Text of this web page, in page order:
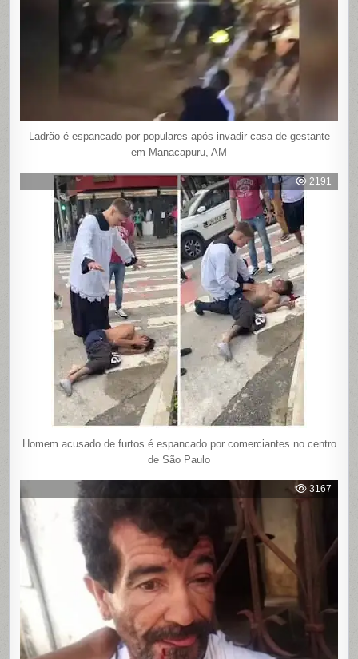
Ladrão é espancado por populares após invadir casa de gestante
em Manacapuru, AM
2191
Homem acusado de furtos é espancado por comerciantes no centro
de São Paulo
3167